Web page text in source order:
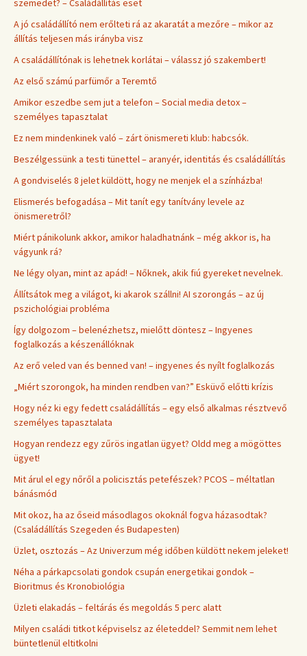
szemedet? – Családállítás eset
A jó családállító nem erőlteti rá az akaratát a mezőre – mikor az
állítás teljesen más irányba visz
A családállítónak is lehetnek korlátai – válassz jó szakembert!
Az első számú parfümőr a Teremtő
Amikor eszedbe sem jut a telefon – Social media detox –
személyes tapasztalat
Ez nem mindenkinek való – zárt önismereti klub: habcsók.
Beszélgessünk a testi tünettel – aranyér, identitás és családállítás
A gondviselés 8 jelet küldött, hogy ne menjek el a színházba!
Elismerés befogadása – Mit tanít egy tanítvány levele az
önismeretről?
Miért pánikolunk akkor, amikor haladhatnánk – még akkor is, ha
vágyunk rá?
Ne légy olyan, mint az apád! – Nőknek, akik fiú gyereket nevelnek.
Állítsátok meg a világot, ki akarok szállni! AI szorongás – az új
pszichológiai probléma
Így dolgozom – belenézhetsz, mielőtt döntesz – Ingyenes
foglalkozás a készenállóknak
Az erő veled van és benned van! – ingyenes és nyílt foglalkozás
„Miért szorongok, ha minden rendben van?” Esküvő előtti krízis
Hogy néz ki egy fedett családállítás – egy első alkalmas résztvevő
személyes tapasztalata
Hogyan rendezz egy zűrös ingatlan ügyet? Oldd meg a mögöttes
ügyet!
Mit árul el egy nőről a policisztás petefészek? PCOS – méltatlan
bánásmód
Mit okoz, ha az őseid másodlagos okoknál fogva házasodtak?
(Családállítás Szegeden és Budapesten)
Üzlet, osztozás – Az Univerzum még időben küldött nekem jeleket!
Néha a párkapcsolati gondok csupán energetikai gondok –
Bioritmus és Kronobiológia
Üzleti elakadás – feltárás és megoldás 5 perc alatt
Milyen családi titkot képviselsz az életeddel? Semmit nem lehet
büntetlenül eltitkolni